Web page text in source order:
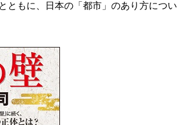
もに、日本の「都市」のあり方につい